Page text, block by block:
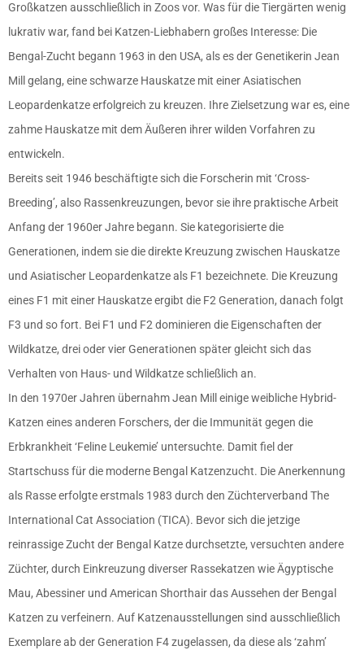
Großkatzen ausschließlich in Zoos vor. Was für die Tiergärten wenig
lukrativ war, fand bei Katzen-Liebhabern großes Interesse: Die
Bengal-Zucht begann 1963 in den USA, als es der Genetikerin Jean
Mill gelang, eine schwarze Hauskatze mit einer Asiatischen
Leopardenkatze erfolgreich zu kreuzen. Ihre Zielsetzung war es, eine
zahme Hauskatze mit dem Äußeren ihrer wilden Vorfahren zu
entwickeln.
Bereits seit 1946 beschäftigte sich die Forscherin mit ‘Cross-
Breeding’, also Rassenkreuzungen, bevor sie ihre praktische Arbeit
Anfang der 1960er Jahre begann. Sie kategorisierte die
Generationen, indem sie die direkte Kreuzung zwischen Hauskatze
und Asiatischer Leopardenkatze als F1 bezeichnete. Die Kreuzung
eines F1 mit einer Hauskatze ergibt die F2 Generation, danach folgt
F3 und so fort. Bei F1 und F2 dominieren die Eigenschaften der
Wildkatze, drei oder vier Generationen später gleicht sich das
Verhalten von Haus- und Wildkatze schließlich an.
In den 1970er Jahren übernahm Jean Mill einige weibliche Hybrid-
Katzen eines anderen Forschers, der die Immunität gegen die
Erbkrankheit ‘Feline Leukemie’ untersuchte. Damit fiel der
Startschuss für die moderne Bengal Katzenzucht. Die Anerkennung
als Rasse erfolgte erstmals 1983 durch den Züchterverband The
International Cat Association (TICA). Bevor sich die jetzige
reinrassige Zucht der Bengal Katze durchsetzte, versuchten andere
Züchter, durch Einkreuzung diverser Rassekatzen wie Ägyptische
Mau, Abessiner und American Shorthair das Aussehen der Bengal
Katzen zu verfeinern. Auf Katzenausstellungen sind ausschließlich
Exemplare ab der Generation F4 zugelassen, da diese als ‘zahm’